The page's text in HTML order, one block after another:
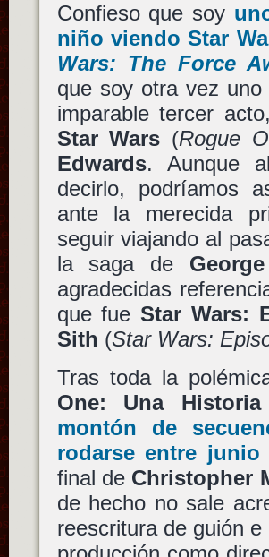
Confieso que soy
niño viendoStar
Wars: The Force
que soy otra vez
imparable tercer
Star Wars (Rogue
Edwards. Aunque
decirlo, podríamos
ante la merecida
seguir viajando al
la saga de
agradecidas
que fueStar Wars:
Sith (Star Wars:
Tras toda la
One: Una
montón de
rodarse entre
final de Christopher
de hecho no sale
reescritura de guión